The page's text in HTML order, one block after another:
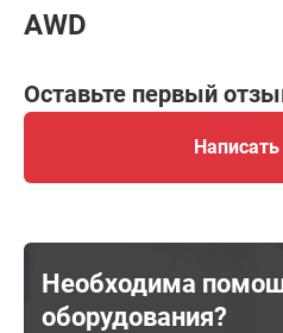
AWD
Оставьте первый
Необходима
оборудования?